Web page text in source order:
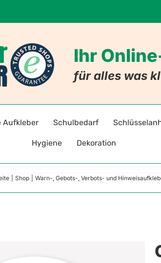
Ihr
für alles was
Aufkleber
selbstklebend
Schulbedarf
Stift- und Heftaufkleber
Hygiene Dekoration
Shop Warn-, Gebots-, Verbots- und